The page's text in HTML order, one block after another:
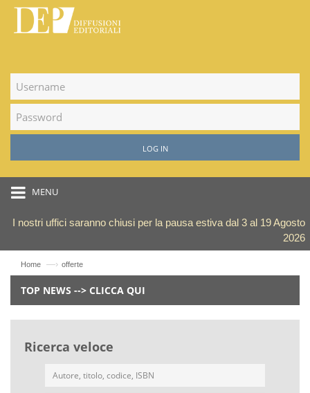
LOG IN
MENU
I nostri uffici saranno chiusi per la pausa estiva dal 3 al 19 Agosto
2026
Home —› offerte
TOP NEWS --> CLICCA QUI
Ricerca veloce